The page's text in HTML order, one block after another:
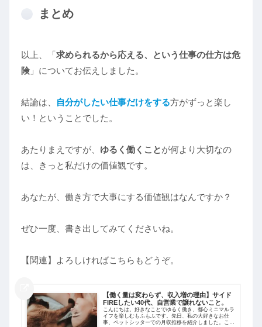
まとめ
以上、「求められるから応える、という仕事の仕方は危
険 」についてお伝えしました。
結論は、 自分がしたい仕事だけをする方がずっと楽し
い！ということでした。
あたりまえですが、 ゆるく働くことが何より大切なの
は、きっと私だけの価値観です。
あなたが、働き方で大事にする価値観はなんですか？
ぜひ一度、書き出してみてくださいね。
【関連】よろしければこちらもどうぞ。
【働く量は変わらず、収入増の理由】サイド
FIREしたい40代、自営業で譲れないこと。
こんにちは。好きなことでゆるく働き、都心ミニマルラ
イフを楽しむもふもふです。先日、私の大好きなお仕
事、ペットシッターでの月収推移を紹介しました。ここ